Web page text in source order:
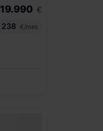
19.990 €
238
€/mes